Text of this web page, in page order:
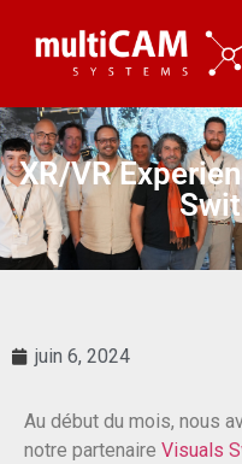
XR/VR
juin 6, 2024
Au début du mois, nous
notre partenaire Visuals